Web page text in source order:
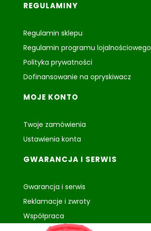
REGULAMINY
Regulamin sklepu
Regulamin programu lojalnościowego
Polityka prywatności
Dofinansowanie na opryskiwacz
MOJE KONTO
Twoje zamówienia
Ustawienia konta
GWARANCJA I SERWIS
Gwarancja i serwis
Reklamacje i zwroty
Współpraca